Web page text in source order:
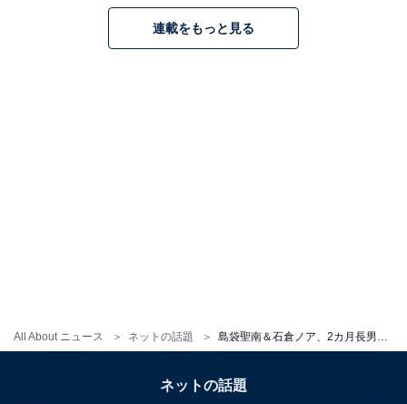
All About ニュース ネットの話題 島袋聖南＆石倉ノア、2カ月長男を連れての里帰りショットに反響！ 「素敵なご夫婦」「こっちまで幸せ」
連載をもっと見る
ネットの話題